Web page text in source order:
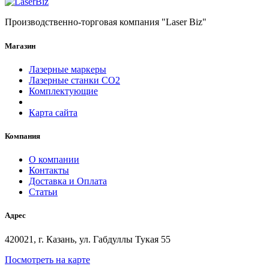
Производственно-торговая компания "Laser Biz"
Магазин
Лазерные маркеры
Лазерные станки СО2
Комплектующие
Карта сайта
Компания
О компании
Контакты
Доставка и Оплата
Статьи
Адрес
420021, г. Казань, ул. Габдуллы Тукая 55
Посмотреть на карте